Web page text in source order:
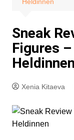
Heldinnen
Sneak
Figures
Heldinnen
Xenia Kitaeva